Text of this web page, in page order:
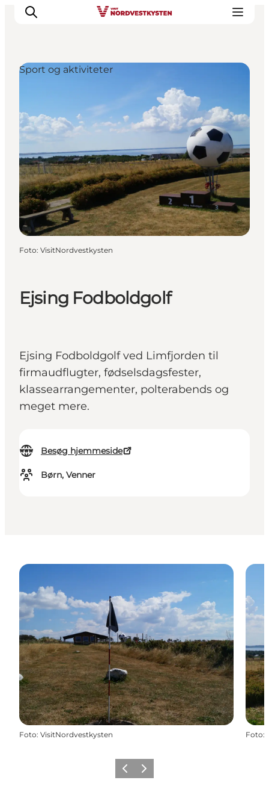
Inspiration
Handicapvenlig ferie
Events
Overnatning
Planlæg din ferie
Ejsing Fodboldgolf
Ejsing Fodboldgolf ved Limfjorden til
firmaudflugter, fødselsdagsfester,
klassearrangementer, polterabends og
meget mere.
Besøg hjemmeside
Børn, Venner
Sport og aktiviteter
Foto: VisitNordvestkysten
Foto: VisitNordvestkysten Foto:
ForrigeNæste